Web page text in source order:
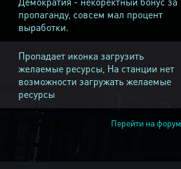
пропаганду, совсем мал процент
выработки.
Пропадает иконка загрузить
желаемые ресурсы, На станции нет
возможности загружать желаемые
ресурсы
Перейти на форум